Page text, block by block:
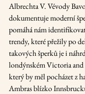
Albrechta V. Vévody
dokumentuje moderní
pomáhá nám
trendy, které přežily po
takových šperků je i
londýnském Victoria
který by měl pocházet z
Ambras blízko